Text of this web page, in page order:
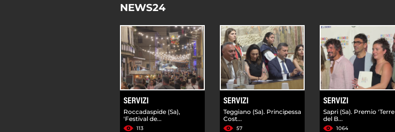
NEWS24
SERVIZI
Roccadaspide (Sa),
'Festival de...
113
SERVIZI
Teggiano (Sa). Principessa
Cost...
57
SERVIZI
Sapri (Sa). Premio 'Terre
del B...
1064